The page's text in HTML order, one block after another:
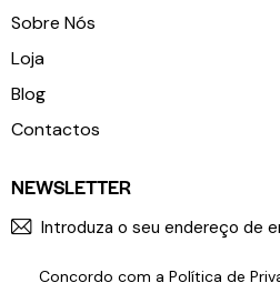
Sobre Nós
Loja
Blog
Contactos
NEWSLETTER
Concordo com a Política de